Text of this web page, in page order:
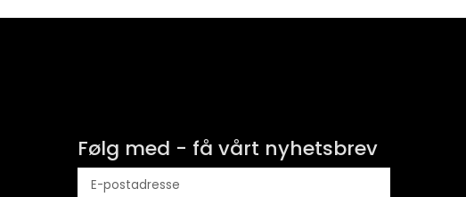
Følg med - få vårt nyhetsbrev